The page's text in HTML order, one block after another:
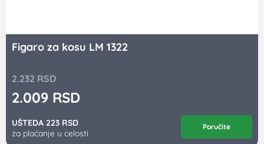
Figaro za kosu LM 1322
2.232 RSD
2.009 RSD
UŠTEDA 223 RSD
za plaćanje u celosti
Poručite